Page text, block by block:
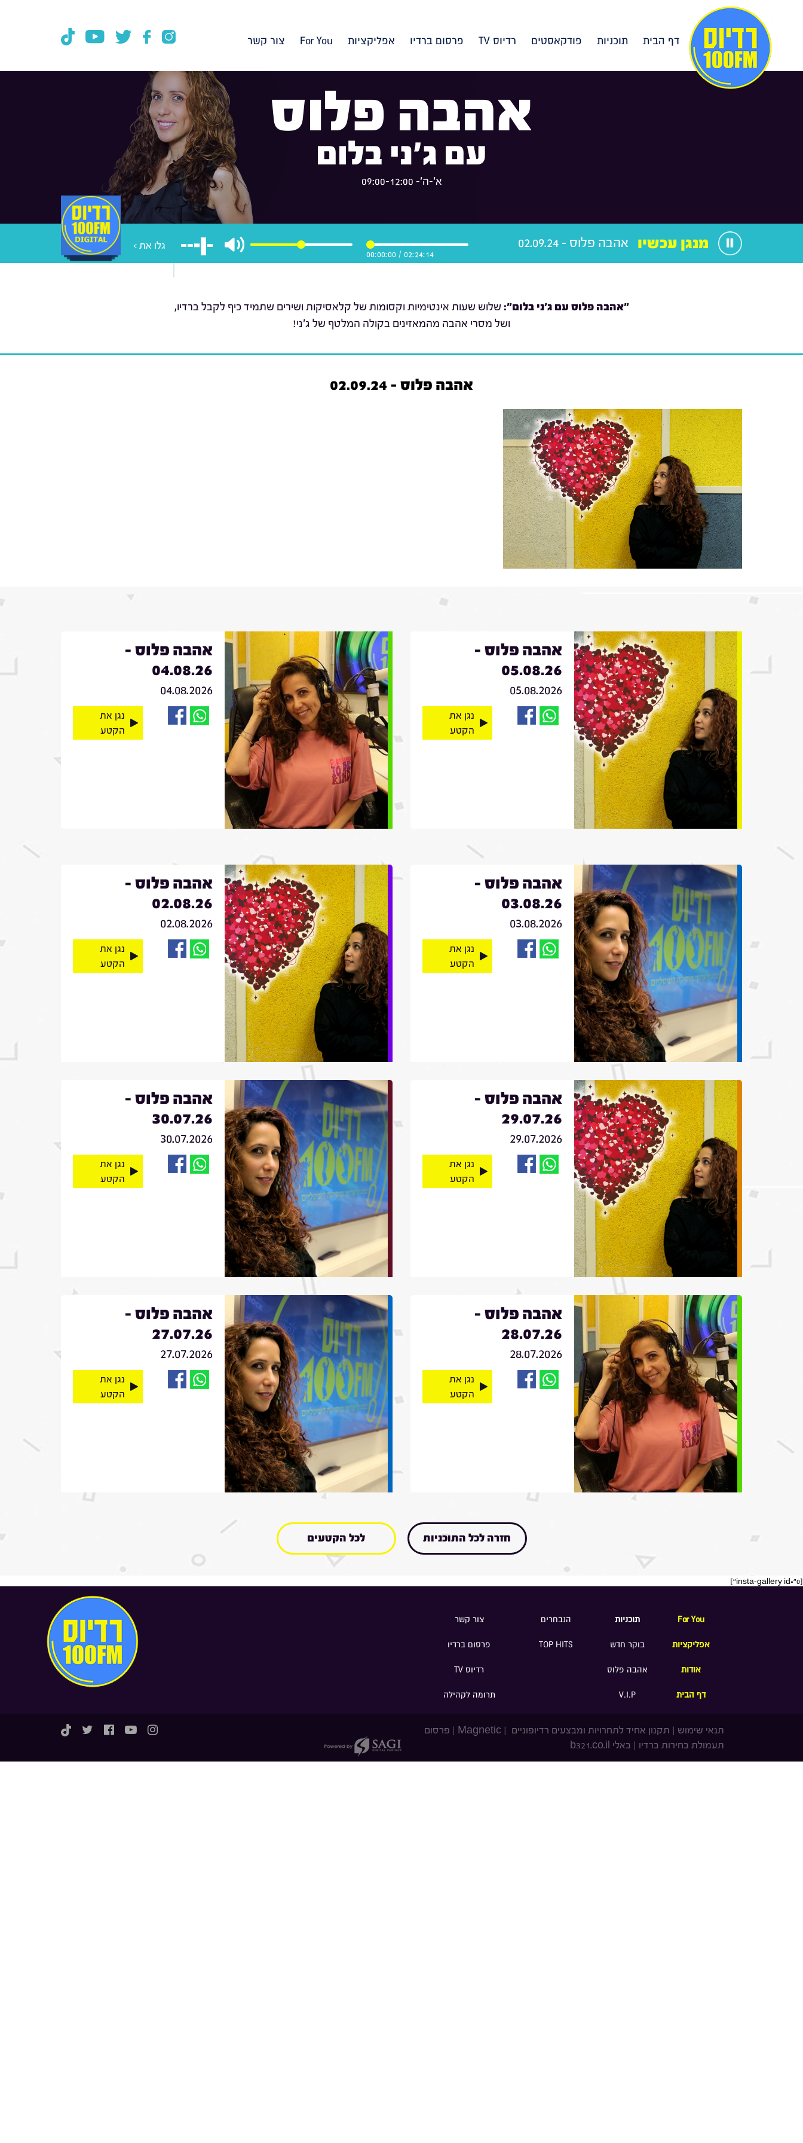
דף הבית תוכניות פודקאסטים רדיוס TV פרסום ברדיו אפליקציות For You צור קשר
אהבה פלוס
עם ג'ני בלום
א'-ה'- 09:00-12:00
גלו את >
02:24:14
/
00:00:00
מנגן עכשיו אהבה פלוס - 02.09.24
"אהבה פלוס עם ג'ני בלום": שלוש שעות אינטימיות וקסומות של קלאסיקות ושירים שתמיד כיף לקבל ברדיו,
ושל מסרי אהבה מהמאזינים בקולה המלטף של ג'ני!
אהבה פלוס - 02.09.24
אהבה פלוס -
05.08.26
05.08.2026
נגן את
הקטע
אהבה פלוס -
04.08.26
04.08.2026
נגן את
הקטע
אהבה פלוס -
03.08.26
03.08.2026
נגן את
הקטע
אהבה פלוס -
02.08.26
02.08.2026
נגן את
הקטע
אהבה פלוס -
29.07.26
29.07.2026
נגן את
הקטע
אהבה פלוס -
30.07.26
30.07.2026
נגן את
הקטע
אהבה פלוס -
28.07.26
28.07.2026
נגן את
הקטע
אהבה פלוס -
27.07.26
27.07.2026
נגן את
הקטע
חזרה לכל התוכניות לכל הקטעים
[insta-gallery id="0"]
For You
אפליקציות
אודות
דף הבית
תוכניות
בוקר חדש
אהבה פלוס
V.I.P
הנבחרים
TOP HITS
צור קשר
פרסום ברדיו
רדיוס TV
תרומה לקהילה
תנאי שימוש | תקנון אחיד לתחרויות ומבצעים רדיופוניים |
Magnetic
| פרסום
תעמולת בחירות ברדיו | באלי b321.co.il